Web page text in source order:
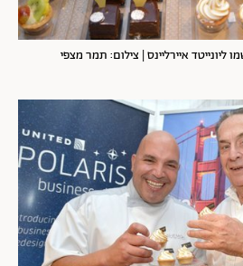
איירליינס | צילום: תמר מצפי